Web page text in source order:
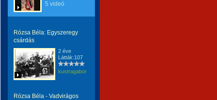
5 videó
Rózsa Béla: Egyszeregy
csárdás
2 éve
Látták:107
kustragabor
Rózsa Béla - Vadvirágos